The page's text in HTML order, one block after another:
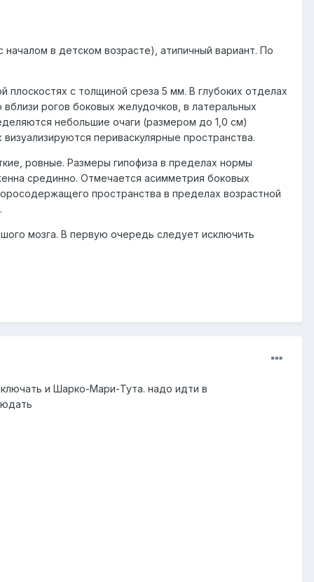
в детском возрасте), атипичный вариант. По
плоскостях с толщиной среза 5 мм. В глубоких отделах
рогов боковых желудочков, в латеральных
небольшие очаги (размером до 1,0 см)
периваскулярные пространства.
ровные. Размеры гипофиза в пределах нормы
срединно. Отмечается асимметрия боковых
пространства в пределах возрастной
мозга. В первую очередь следует исключить
и Шарко-Мари-Тута. надо идти в